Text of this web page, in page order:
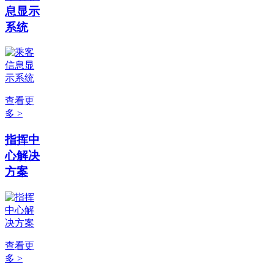
息显示
系统
查看更
多 >
指挥中
心解决
方案
查看更
多 >